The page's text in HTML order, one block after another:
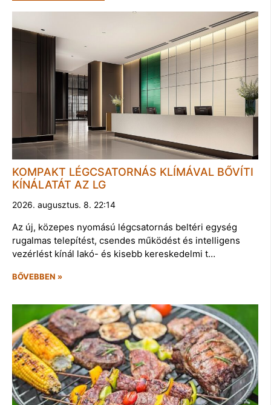
KOMPAKT LÉGCSATORNÁS KLÍMÁVAL BŐVÍTI
KÍNÁLATÁT AZ LG
2026. augusztus. 8. 22:14
Az új, közepes nyomású légcsatornás beltéri egység
rugalmas telepítést, csendes működést és intelligens
vezérlést kínál lakó- és kisebb kereskedelmi t…
BŐVEBBEN »